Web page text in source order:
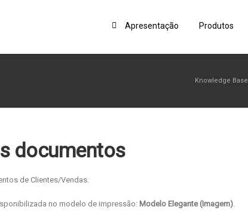
Apresentação Produtos
Knowledge Base
documentos
de Clientes/Vendas.
no modelo de impressão: Modelo Elegante (Imagem).